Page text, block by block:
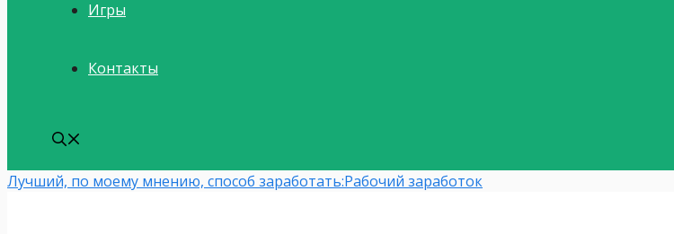
Игры
Контакты
Лучший, по моему мнению, способ заработать:Рабочий заработок